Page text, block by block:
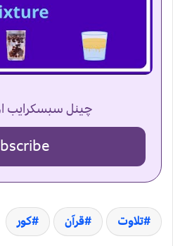
چینل سبسکرایب
تلاوت قرآن کور